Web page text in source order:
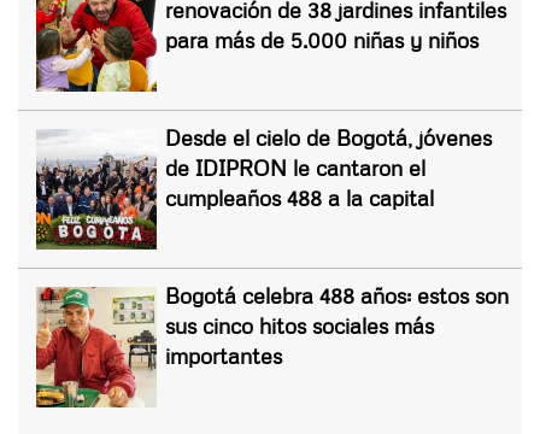
renovación de 38 jardines infantiles
para más de 5.000 niñas y niños
Desde el cielo de Bogotá, jóvenes
de IDIPRON le cantaron el
cumpleaños 488 a la capital
Bogotá celebra 488 años: estos son
sus cinco hitos sociales más
importantes